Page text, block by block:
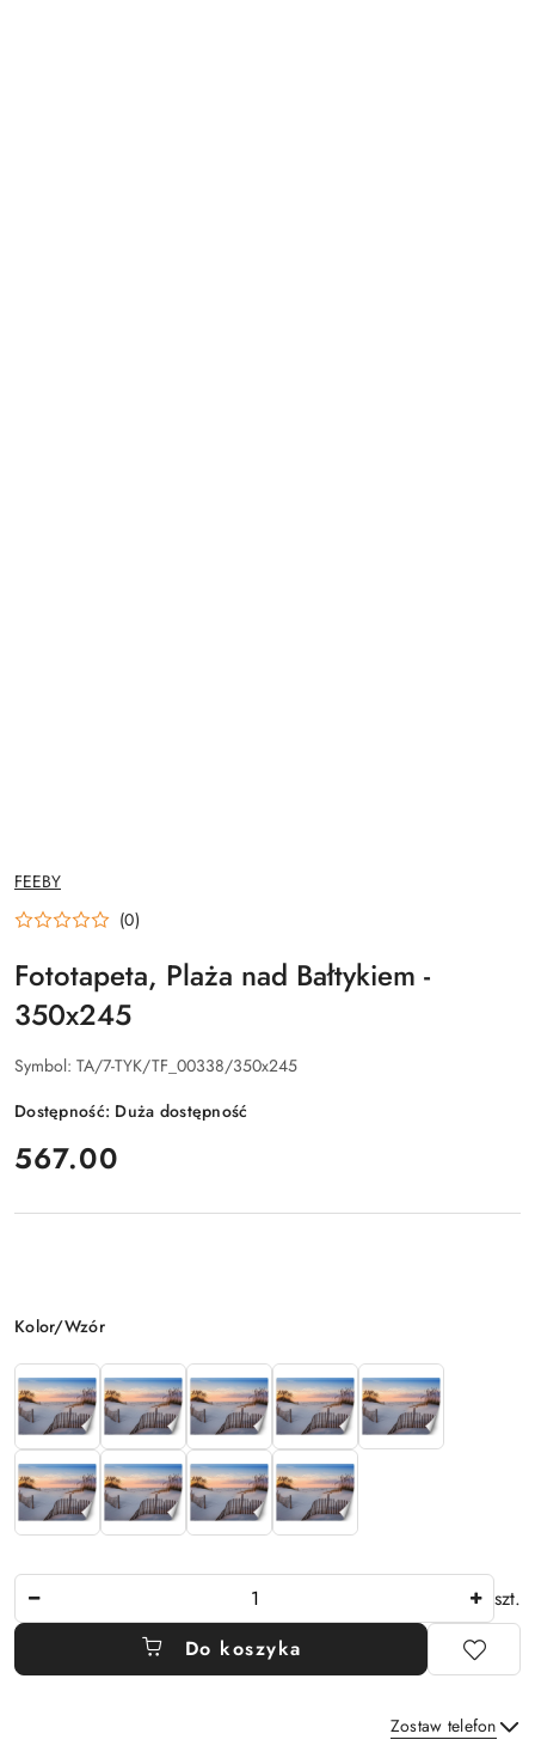
NAZWA
PRODUCENTA:
FEEBY
(0)
Fototapeta, Plaża nad Bałtykiem -
350x245
Symbol: TA/7-TYK/TF_00338/350x245
Dostępność: Duża dostępność
cena:
567.00
Wariant
Kolor/Wzór
szt.
Do koszyka
Zostaw telefon